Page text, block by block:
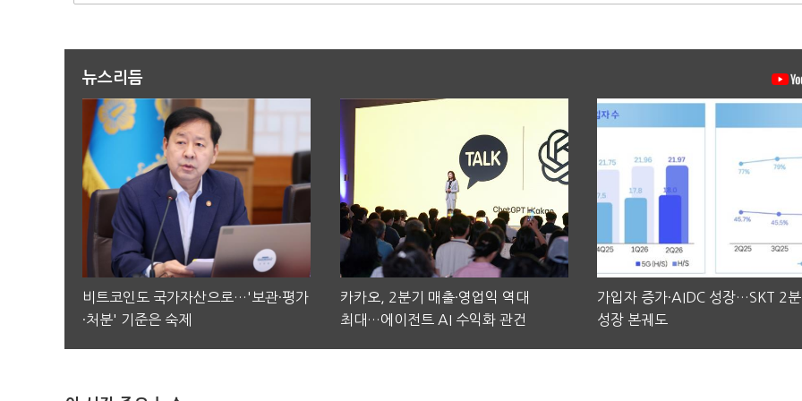
뉴스리듬
비트코인도 국가자산으로…'보관·평가
·처분' 기준은 숙제
카카오, 2분기 매출·영업익 역대
최대…에이전트 AI 수익화 관건
가입자 증가·AIDC 성장…SKT 2
성장 본궤도